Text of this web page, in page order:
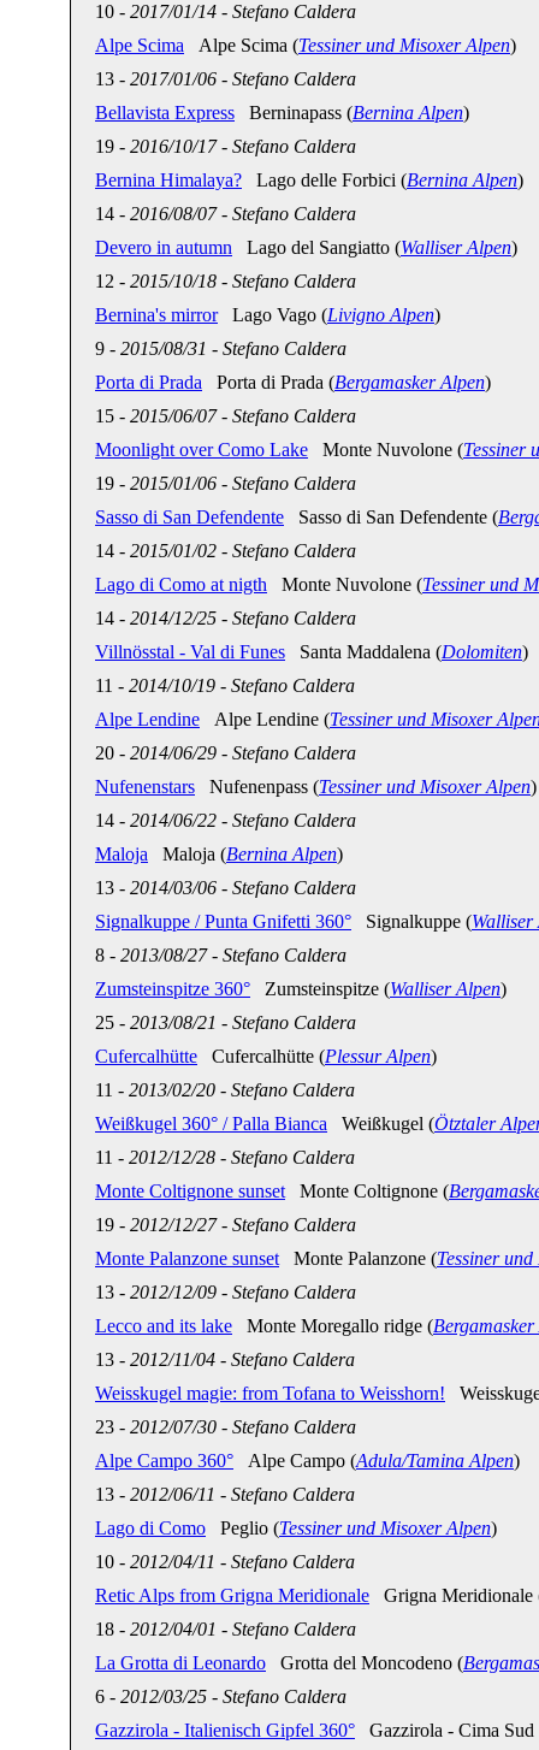
10 - 2017/01/14 - Stefano Caldera
Alpe Scima Alpe Scima (Tessiner und Misoxer Alpen)
13 - 2017/01/06 - Stefano Caldera
Bellavista Express Berninapass (Bernina Alpen)
19 - 2016/10/17- Stefano Caldera
Bernina Himalaya? Lago delle Forbici (Bernina Alpen)
14 - 2016/08/07- Stefano Caldera
Devero in autumn Lago del Sangiatto (Walliser Alpen)
12 - 2015/10/18 - Stefano Caldera
Bernina's mirrorLago Vago (Livigno Alpen)
9 - 2015/08/31 - Stefano Caldera
Porta di Prada Porta di Prada (Bergamasker Alpen)
15 - 2015/06/07- Stefano Caldera
Moonlight over Como Lake Monte Nuvolone (Tessiner
19 - 2015/01/06 - Stefano Caldera
Sasso di San Defendente Sasso di San Defendente (
14 - 2015/01/02 - Stefano Caldera
Lago di Como at nigth Monte Nuvolone (Tessiner und
14 - 2014/12/25 - Stefano Caldera
Villnösstal - Val di Funes Santa Maddalena (Dolomiten)
11 - 2014/10/19 - Stefano Caldera
Alpe Lendine Alpe Lendine (Tessiner und Misoxer
20 - 2014/06/29 - Stefano Caldera
Nufenenstars Nufenenpass (Tessiner und Misoxer Alpen)
14 - 2014/06/22 - Stefano Caldera
Maloja Maloja (Bernina Alpen)
13 - 2014/03/06 - Stefano Caldera
Signalkuppe / Punta Gnifetti 360° Signalkuppe (Walliser
8 - 2013/08/27- Stefano Caldera
Zumsteinspitze 360° Zumsteinspitze (Walliser Alpen)
25 - 2013/08/21 - Stefano Caldera
Cufercalhütte Cufercalhütte (Plessur Alpen)
11 - 2013/02/20 - Stefano Caldera
Weißkugel 360° / Palla Bianca Weißkugel (Ötztaler
11 - 2012/12/28 - Stefano Caldera
Monte Coltignone sunset Monte Coltignone (
19 - 2012/12/27- Stefano Caldera
Monte Palanzone sunset Monte Palanzone (Tessiner
13 - 2012/12/09 - Stefano Caldera
Lecco and its lake Monte Moregallo ridge (
13 - 2012/11/04 - Stefano Caldera
Weisskugel magie: from Tofana to Weisshorn!
23 - 2012/07/30 - Stefano Caldera
Alpe Campo 360° Alpe Campo (Adula/Tamina Alpen)
13 - 2012/06/11 - Stefano Caldera
Lago di Como Peglio (Tessiner und Misoxer Alpen)
10 - 2012/04/11 - Stefano Caldera
Retic Alps from Grigna Meridionale Grigna Meridionale
18 - 2012/04/01 - Stefano Caldera
La Grotta di Leonardo Grotta del Moncodeno (
6 - 2012/03/25 - Stefano Caldera
Gazzirola - Italienisch Gipfel 360° Gazzirola - Cima Sud